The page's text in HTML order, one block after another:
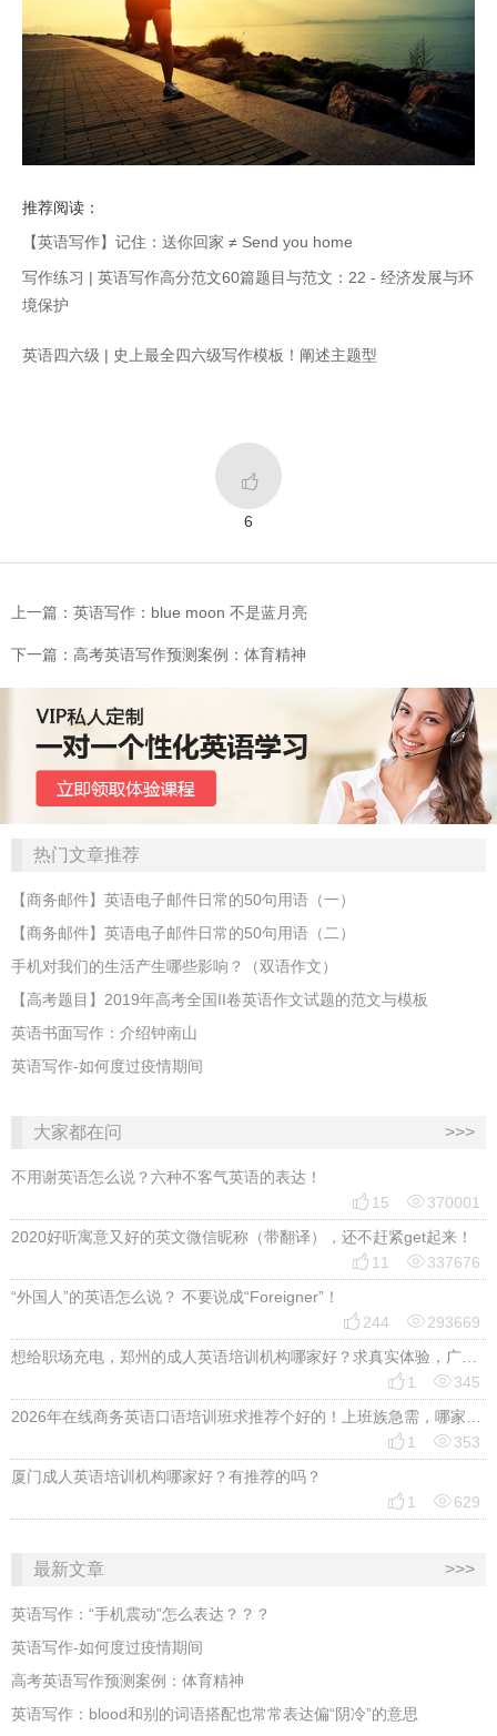
推荐阅读：
【英语写作】记住：送你回家 ≠ Send you home
写作练习 | 英语写作高分范文60篇题目与范文：22 - 经济发展与环
境保护
英语四六级 | 史上最全四六级写作模板！阐述主题型

6
上一篇：英语写作：blue moon 不是蓝月亮
下一篇：高考英语写作预测案例：体育精神
热门文章推荐
【商务邮件】英语电子邮件日常的50句用语（一）
【商务邮件】英语电子邮件日常的50句用语（二）
手机对我们的生活产生哪些影响？（双语作文）
【高考题目】2019年高考全国II卷英语作文试题的范文与模板
英语书面写作：介绍钟南山
英语写作-如何度过疫情期间
大家都在问 >>>
不用谢英语怎么说？六种不客气英语的表达！
 15 370001
2020好听寓意又好的英文微信昵称（带翻译），还不赶紧get起来！
 11 337676
“外国人”的英语怎么说？ 不要说成“Foreigner”！
 244 293669
想给职场充电，郑州的成人英语培训机构哪家好？求真实体验，广告勿扰，感谢！
 1 345
2026年在线商务英语口语培训班求推荐个好的！上班族急需，哪家好？
 1 353
厦门成人英语培训机构哪家好？有推荐的吗？
 1 629
最新文章 >>>
英语写作：“手机震动”怎么表达？？？
英语写作-如何度过疫情期间
高考英语写作预测案例：体育精神
英语写作：blood和别的词语搭配也常常表达偏“阴冷”的意思